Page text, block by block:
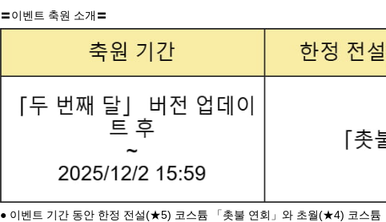
〓이벤트 축원 소개〓
● 이벤트 기간 동안 한정 전설(★5) 코스튬 「촛불 연회」와 초월(★4) 코스튬